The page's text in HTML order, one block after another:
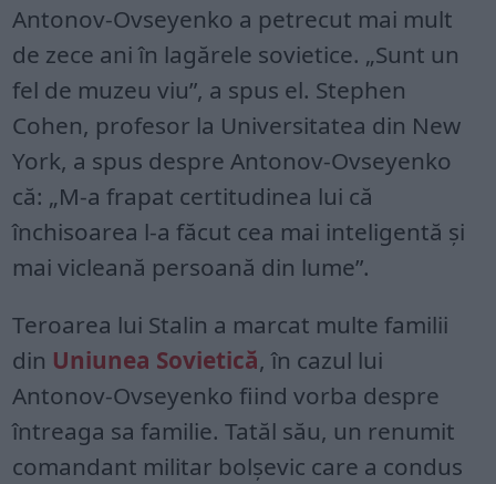
Antonov-Ovseyenko a petrecut mai mult
de zece ani în lagărele sovietice. „Sunt un
fel de muzeu viu”, a spus el. Stephen
Cohen, profesor la Universitatea din New
York, a spus despre Antonov-Ovseyenko
că: „M-a frapat certitudinea lui că
închisoarea l-a făcut cea mai inteligentă și
mai vicleană persoană din lume”.
Teroarea lui Stalin a marcat multe familii
din Uniunea Sovietică, în cazul lui
Antonov-Ovseyenko fiind vorba despre
întreaga sa familie. Tatăl său, un renumit
comandant militar bolșevic care a condus